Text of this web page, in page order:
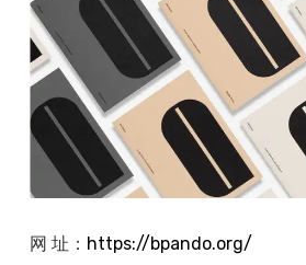
网 址： https://bpando.org/